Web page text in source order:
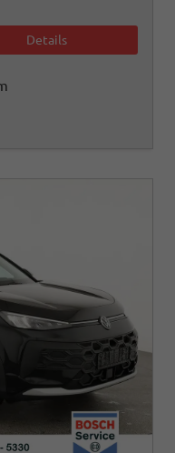
Details